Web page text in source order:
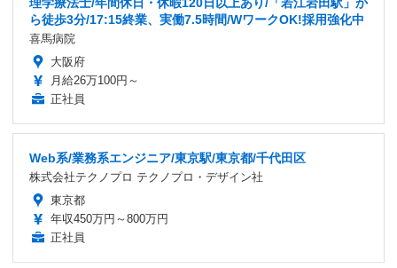
理学療法士/年間休日・休暇120日以上あり/「若江岩田駅」か
ら徒歩3分/17:15終業、実働7.5時間/WワークOK!採用強化中
喜馬病院
大阪府
月給26万100円～
正社員
Web系/業務系エンジニア/東京駅/東京都/千代田区
株式会社テクノプロ テクノプロ・デザイン社
東京都
年収450万円～800万円
正社員